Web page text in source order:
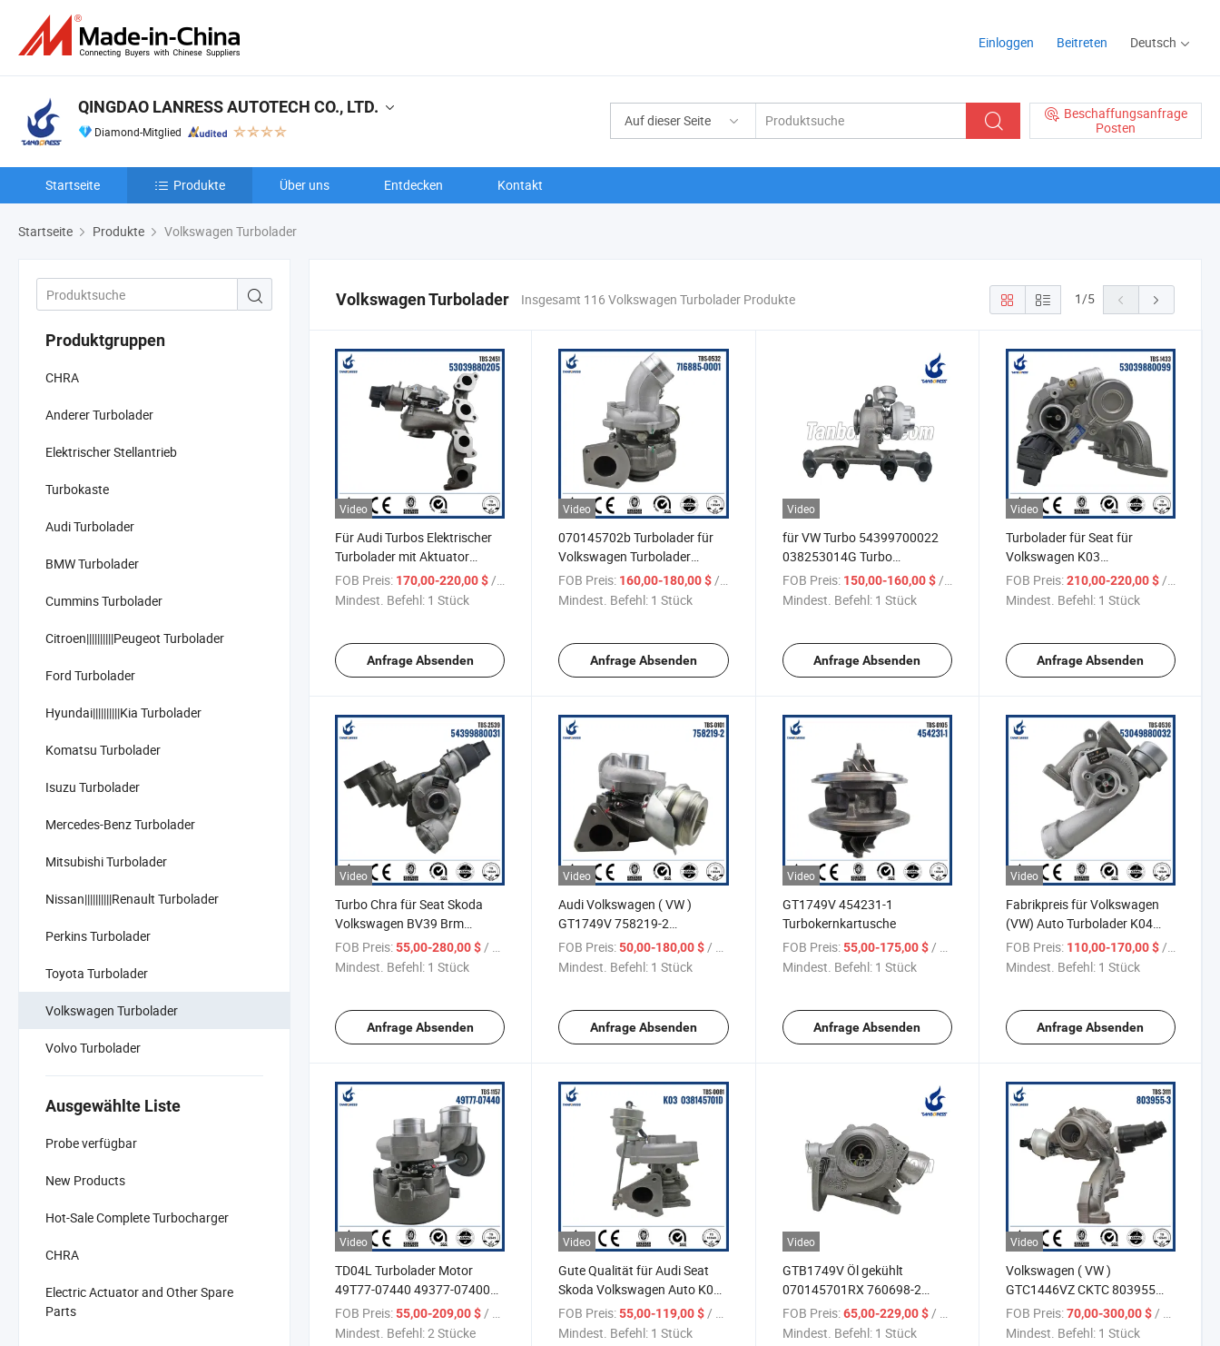
Einloggen Beitreten Deutsch
Auf dieser Seite
Beschaffungsanfrage
Posten
QINGDAO LANRESS AUTOTECH CO., LTD.
Diamond-Mitglied
Startseite Produkte Über uns Entdecken Kontakt
Startseite Produkte Volkswagen Turbolader
Produktgruppen
CHRA
Anderer Turbolader
Elektrischer Stellantrieb
Turbokaste
Audi Turbolader
BMW Turbolader
Cummins Turbolader
Citroen||||||||||Peugeot Turbolader
Ford Turbolader
Hyundai||||||||||Kia Turbolader
Komatsu Turbolader
Isuzu Turbolader
Mercedes-Benz Turbolader
Mitsubishi Turbolader
Nissan||||||||||Renault Turbolader
Perkins Turbolader
Toyota Turbolader
Volkswagen Turbolader
Volvo Turbolader
Ausgewählte Liste
Probe verfügbar
New Products
Hot-Sale Complete Turbocharger
CHRA
Electric Actuator and Other Spare
Parts
Volkswagen Turbolader Insgesamt 116 Volkswagen Turbolader Produkte 1/5
Video
Für Audi Turbos Elektrischer
Turbolader mit Aktuator
Turbine Turbos Teile BV43
03L253019A 53039880205
FOB Preis: 170,00-220,00 $/ Stück
Mindest. Befehl: 1 Stück
Anfrage Absenden
Video
070145702b Turbolader für
Volkswagen Turbolader
070145701j Gt2056V
716885-1
FOB Preis: 160,00-180,00 $/ Stück
Mindest. Befehl: 1 Stück
Anfrage Absenden
Video
für VW Turbo 54399700022
038253014G Turbo
54399880022 Turbo im
Angebot
FOB Preis: 150,00-160,00 $/ Stück
Mindest. Befehl: 1 Stück
Anfrage Absenden
Video
Turbolader für Seat für
Volkswagen K03
53039880099 53039880142
53039880150 03C145701B
FOB Preis: 210,00-220,00 $/ Stück
Mindest. Befehl: 1 Stück
Anfrage Absenden
Video
Turbo Chra für Seat Skoda
Volkswagen BV39 Brm
54399880031 54399700031
54399710031
FOB Preis:55,00-280,00 $ / Stück
Mindest. Befehl: 1 Stück
Anfrage Absenden
Video
Audi Volkswagen ( VW )
GT1749V 758219-2
Turbolader für Auto
FOB Preis: 50,00-180,00 $ / Stück
Mindest. Befehl: 1 Stück
Anfrage Absenden
Video
GT1749V 454231-1
Turbokernkartusche
FOB Preis: 55,00-175,00 $ / Stück
Mindest. Befehl: 1 Stück
Anfrage Absenden
Video
Fabrikpreis für Volkswagen
(VW) Auto Turbolader K04
AXD 53049880032
53049700032 Turbolader
FOB Preis: 110,00-170,00 $ / Stück
Mindest. Befehl: 1 Stück
Anfrage Absenden
Video
TD04L Turbolader Motor
49T77-07440 49377-07400
49T7707440
FOB Preis:55,00-209,00 $ / Stück
Mindest. Befehl:2 Stücke
Video
Gute Qualität für Audi Seat
Skoda Volkswagen Auto K03
Turbolader 53039700015
53039880015
FOB Preis: 55,00-119,00 $ / Stück
Mindest. Befehl: 1 Stück
Video
GTB1749V Öl gekühlt
070145701RX 760698-2
Turbo Teile CHRA Turbolader
für Volkswagen (VW)
FOB Preis: 65,00-229,00 $ / Stück
Mindest. Befehl: 1 Stück
Video
Volkswagen ( VW )
GTC1446VZ CKTC 803955
803955-0003 803955-5
Turbolader-Kartusche
FOB Preis: 70,00-300,00 $ / Stück
Mindest. Befehl: 1 Stück